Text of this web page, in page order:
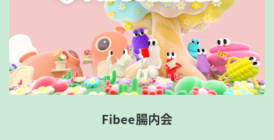
Fibee腸内会